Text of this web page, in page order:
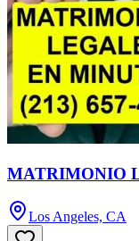
MATRIMONIO
Los Angeles, CA